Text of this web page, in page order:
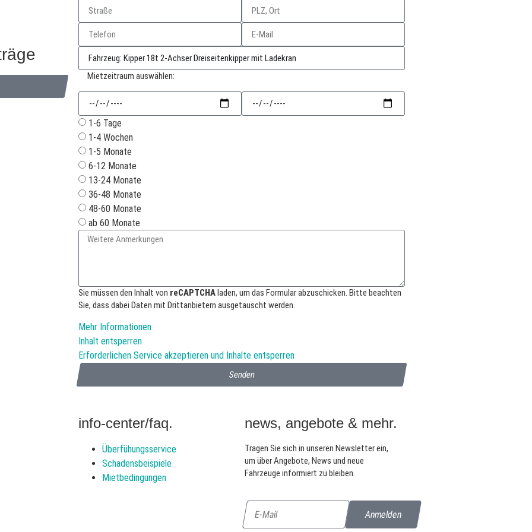
Mietzeitraum auswählen:
1-6 Tage
1-4 Wochen
1-5 Monate
6-12 Monate
13-24 Monate
36-48 Monate
48-60 Monate
ab 60 Monate
Sie müssen den Inhalt von reCAPTCHAladen, um das Formular abzuschicken. Bitte beachten
Sie, dass dabei Daten mit Drittanbietern ausgetauscht werden.
Mehr Informationen
Inhalt entsperren
Erforderlichen Service akzeptieren und Inhalte entsperren
Senden
info-center/faq.
Überfühungsservice
Schadensbeispiele
Mietbedingungen
news, angebote & mehr.
Tragen Sie sich in unseren Newsletter ein,
um über Angebote, News und neue
Fahrzeuge informiert zu bleiben.
Anmelden